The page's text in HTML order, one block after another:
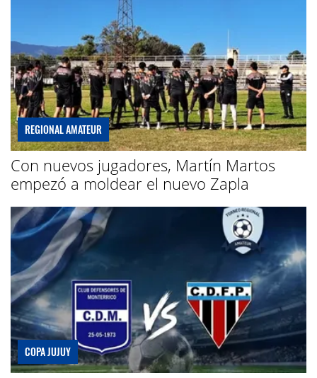
REGIONAL AMATEUR
Con nuevos jugadores, Martín Martos
empezó a moldear el nuevo Zapla
COPA JUJUY